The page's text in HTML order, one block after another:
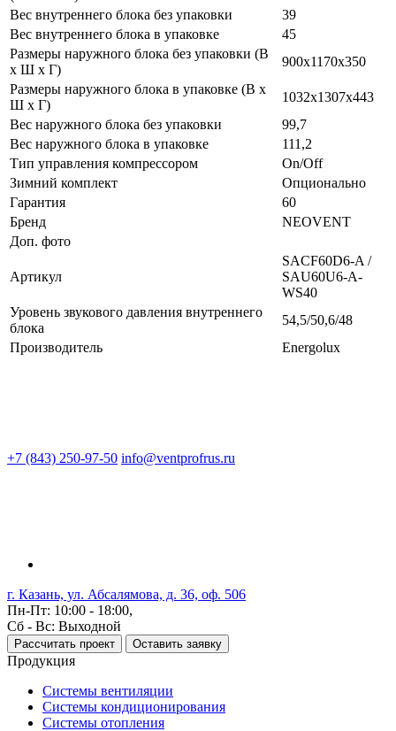
Вес внутреннего блока без упаковки
39
Вес внутреннего блока в упаковке
45
Размеры наружного блока без упаковки (В
х Ш х Г)
900x1170x350
Размеры наружного блока в упаковке (В х
Ш х Г)
1032x1307x443
Вес наружного блока без упаковки
99,7
Вес наружного блока в упаковке
111,2
Тип управления компрессором
On/Off
Зимний комплект
Опционально
Гарантия
60
Бренд
NEOVENT
Доп. фото
Артикул
SAСF60D6-A /
SAU60U6-A-
WS40
Уровень звукового давления внутреннего
блока
54,5/50,6/48
Производитель
Energolux
+7 (843) 250-97-50 info@ventprofrus.ru
г. Казань, ул. Абсалямова, д. 36, оф. 506
Пн-Пт: 10:00 - 18:00,
Сб - Вс: Выходной
Рассчитать проект Оставить заявку
Продукция
Системы вентиляции
Системы кондиционирования
Системы отопления